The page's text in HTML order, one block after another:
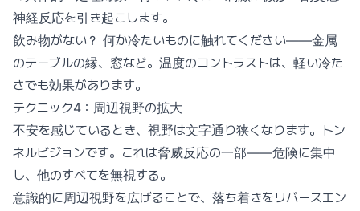
神経反応を引き起こします。
飲み物がない？ 何か冷たいものに触れてください——金属
のテーブルの縁、窓など。温度のコントラストは、軽い冷た
さでも効果があります。
テクニック4：周辺視野の拡大
不安を感じているとき、視野は文字通り狭くなります。トン
ネルビジョンです。これは脅威反応の一部——危険に集中
し、他のすべてを無視する。
意識的に周辺視野を広げることで、落ち着きをリバースエン